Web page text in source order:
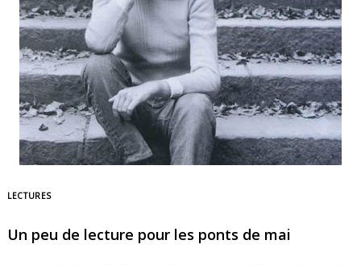
LECTURES
Un peu de lecture pour les ponts de mai